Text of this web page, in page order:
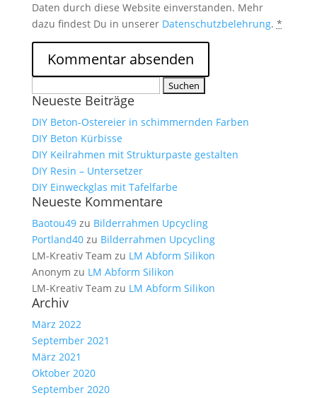
Daten durch diese Website einverstanden. Mehr
dazu findest Du in unserer Datenschutzbelehrung. *
nach:
Neueste Beiträge
DIY Beton-Ostereier in schimmernden Farben
DIY Beton Kürbisse
DIY Keilrahmen mit Strukturpaste gestalten
DIY Resin – Untersetzer
DIY Einweckglas mit Tafelfarbe
Neueste Kommentare
Baotou49zu Bilderrahmen Upcycling
Portland40zu Bilderrahmen Upcycling
LM-Kreativ Team zu LM Abform Silikon
Anonym zu LM Abform Silikon
LM-Kreativ Team zu LM Abform Silikon
Archiv
März 2022
September 2021
März 2021
Oktober 2020
September 2020